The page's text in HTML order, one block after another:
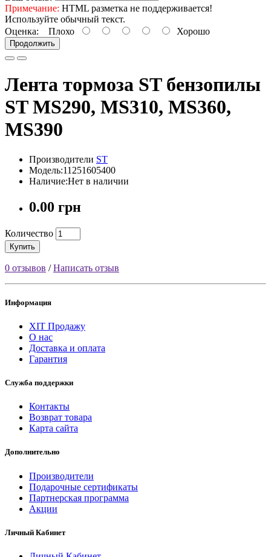
Примечание: HTML разметка не поддерживается!
Используйте обычный текст.
Оценка: Плохо Хорошо
Продолжить
Лента тормоза ST бензопилы
ST MS290, MS310, MS360,
MS390
Производители ST
Модель:11251605400
Наличие:Нет в наличии
0.00 грн
Количество
Купить
0 отзывов /Написать отзыв
Информация
ХІТ Продажу
О нас
Доставка и оплата
Гарантия
Служба поддержки
Контакты
Возврат товара
Карта сайта
Дополнительно
Производители
Подарочные сертификаты
Партнерская программа
Акции
Личный Кабинет